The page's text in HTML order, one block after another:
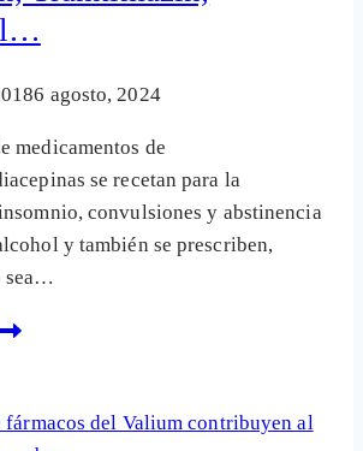
6 agosto, 2024
medicamentos de
se recetan para la
convulsiones y abstinencia
y también se prescriben,
sea…